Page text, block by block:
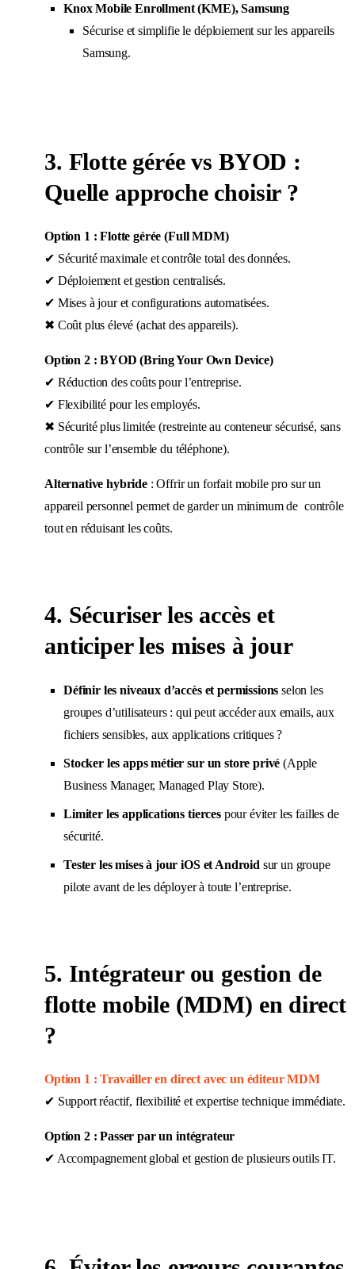
Knox Mobile Enrollment (KME), Samsung
Sécurise et simplifie le déploiement sur les appareils
Samsung.
3. Flotte gérée vs BYOD :
Quelle approche choisir ?
Option 1 : Flotte gérée (Full MDM)
✔ Sécurité maximale et contrôle total des données.
✔ Déploiement et gestion centralisés.
✔ Mises à jour et configurations automatisées.
✖ Coût plus élevé (achat des appareils).
Option 2 : BYOD (Bring Your Own Device)
✔ Réduction des coûts pour l’entreprise.
✔ Flexibilité pour les employés.
✖ Sécurité plus limitée (restreinte au conteneur sécurisé, sans
contrôle sur l’ensemble du téléphone).
Alternative hybride: Offrir un forfait mobile pro sur un
appareil personnel permet de garder un minimum de contrôle
tout en réduisant les coûts.
4. Sécuriser les accès et
anticiper les mises à jour
Définir les niveaux d’accès et permissions selon les
groupes d’utilisateurs : qui peut accéder aux emails, aux
fichiers sensibles, aux applications critiques ?
Stocker les apps métier sur un store privé (Apple
Business Manager, Managed Play Store).
Limiter les applications tiercespour éviter les failles de
sécurité.
Tester les mises à jour iOS et Android sur un groupe
pilote avant de les déployer à toute l’entreprise.
5. Intégrateur ou gestion de
flotte mobile (MDM) en direct
?
Option 1 : Travailler en direct avec un éditeur MDM
✔ Support réactif, flexibilité et expertise technique immédiate.
Option 2 : Passer par un intégrateur
✔ Accompagnement global et gestion de plusieurs outils IT.